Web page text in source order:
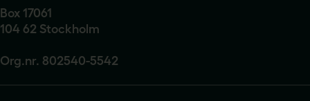
Box 17061
104 62 Stockholm
Org.nr. 802540-5542